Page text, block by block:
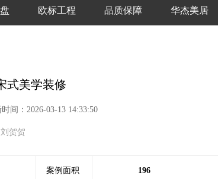
欧标工程 品质保障 华杰美居
式美学装修
间：2026-03-13 14:33:50
贺贺
案例面积 196